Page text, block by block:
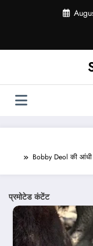
Bobby Deol की आंधी